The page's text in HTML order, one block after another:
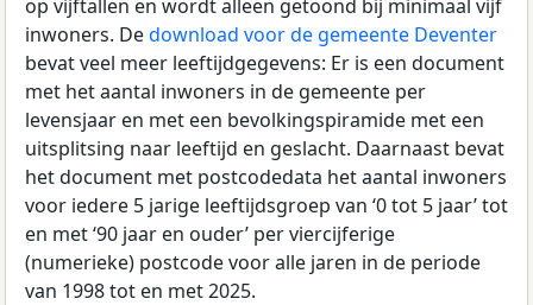
op vijftallen en wordt alleen getoond bij minimaal vijf
inwoners. Dedownload voor de gemeente Deventer
bevat veel meer leeftijdgegevens: Er is een document
met het aantal inwoners in de gemeente per
levensjaar en met een bevolkingspiramide met een
uitsplitsing naar leeftijd en geslacht. Daarnaast bevat
het document met postcodedata het aantal inwoners
voor iedere 5 jarige leeftijdsgroep van ‘0 tot 5 jaar’ tot
en met ‘90 jaar en ouder’ per viercijferige
(numerieke) postcode voor alle jaren in de periode
van 1998 tot en met 2025.